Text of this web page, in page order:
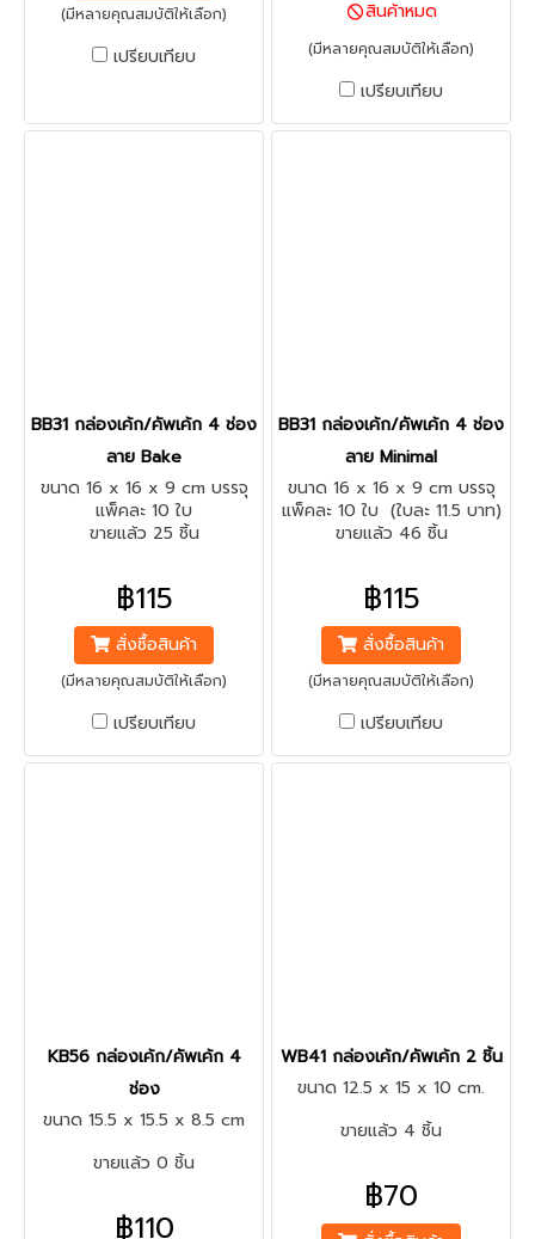
(มีหลายคุณสมบัติให้เลือก)
เปรียบเทียบ
สินค้าหมด
(มีหลายคุณสมบัติให้เลือก)
เปรียบเทียบ
BB31 กล่องเค้ก/คัพเค้ก 4 ช่อง
ลาย Bake
ขนาด 16 x 16 x 9 cm บรรจุ
แพ็คละ 10 ใบ
ขายแล้ว 25 ชิ้น
฿115
สั่งซื้อสินค้า
(มีหลายคุณสมบัติให้เลือก)
เปรียบเทียบ
BB31 กล่องเค้ก/คัพเค้ก 4 ช่อง
ลาย Minimal
ขนาด 16 x 16 x 9 cm บรรจุ
แพ็คละ 10 ใบ (ใบละ 11.5 บาท)
ขายแล้ว 46 ชิ้น
฿115
สั่งซื้อสินค้า
(มีหลายคุณสมบัติให้เลือก)
เปรียบเทียบ
KB56 กล่องเค้ก/คัพเค้ก 4
ช่อง
ขนาด 15.5 x 15.5 x 8.5 cm
ขายแล้ว 0 ชิ้น
฿110
WB41 กล่องเค้ก/คัพเค้ก 2 ชิ้น
ขนาด 12.5 x 15 x 10 cm.
ขายแล้ว 4 ชิ้น
฿70